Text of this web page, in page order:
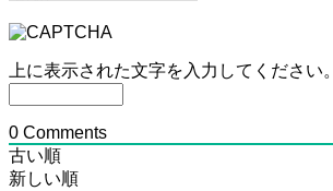
上に表示された文字を入力してください。
0 Comments
古い順
新しい順